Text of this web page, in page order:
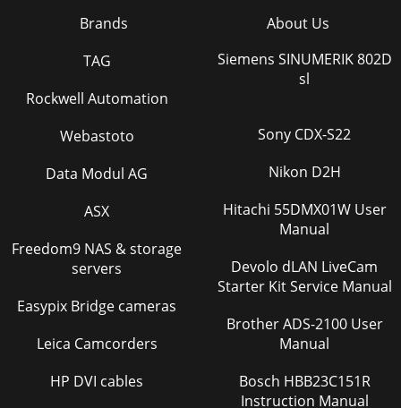
1-2主要安全注意事项1-2 保管和维护外部表面和屏幕维护确保
要的距离，以保证良好通风。否则可能因内部温度升高而导致
火灾或产品故障。请按图中所示的必要距离安装本产品。 产品
的外观可能因具体产品而异。 关于残影• 长时间显示一个静止
6-4更多信息6-4 联系 SAMSUNG WORLDWIDE • 如果您对
服务中心联系。 NORTH AMERICAU.S.A 1-800-SAMSUNG
Page 36 - 5-3 常见问题解答
更多信息6-4DENMARK 70 70 19 70
http://www.samsung.comEIRE 0818 717100
http://www.samsung.comESTONIA 800-7267
http://www.samsung.comFINLAND 030 - 6227 515
6-4更多信息RUSSIA 8-800-555-55-55
Brands
About Us
TAG
Rockwell Automation
Webastoto
Data Modul AG
ASX
Freedom9 NAS & storage
servers
Easypix Bridge cameras
Leica Camcorders
HP DVI cables
Siemens SINUMERIK 802D
sl
Sony CDX-S22
Nikon D2H
Hitachi 55DMX01W User
Manual
Devolo dLAN LiveCam
Starter Kit Service Manual
Brother ADS-2100 User
Manual
Bosch HBB23C151R
Instruction Manual